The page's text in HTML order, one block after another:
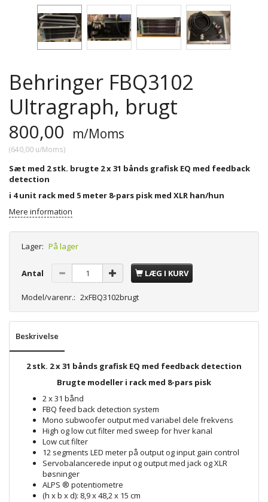
Behringer FBQ3102
Ultragraph, brugt
800,00 m/Moms
(640,00 u/Moms)
Sæt med 2 stk. brugte 2 x 31 bånds grafisk EQ med feedback
detection
i 4 unit rack med 5 meter 8-pars pisk med XLR han/hun
Mere information
Lager: På lager
Antal LÆG I KURV
Model/varenr.: 2xFBQ3102brugt
Beskrivelse
2 stk. 2 x 31 bånds grafisk EQ med feedback detection
Brugte modeller i rack med 8-pars pisk
2 x 31 bånd
FBQ feed back detection system
Mono subwoofer output med variabel dele frekvens
High og low cut filter med sweep for hver kanal
Low cut filter
12 segments LED meter på output og input gain control
Servobalancerede input og output med jack og XLR
bøsninger
ALPS ® potentiometre
(h x b x d): 8,9 x 48,2 x 15 cm